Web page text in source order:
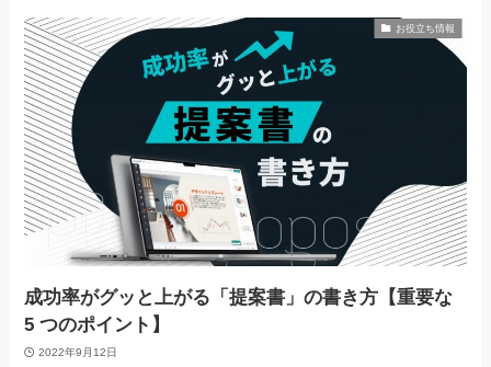
お役立ち情報
成功率がグッと上がる「提案書」の書き方【重要な
5 つのポイント】
2022年9月12日